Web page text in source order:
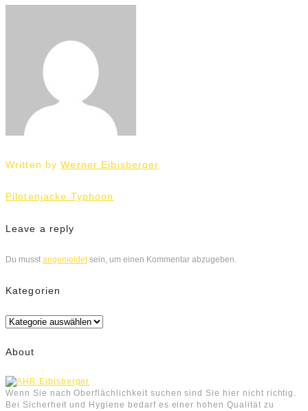
Written byWerner Eibisberger
Beitrags-
Navigation
Pilotenjacke Typhoon
Leave a reply
Du musst angemeldetsein, um einen Kommentar abzugeben.
Kategorien
Kategorien
About
Wenn Sie nach Oberflächlichkeit suchen sind Sie hier nicht richtig.
Bei Sicherheit und Hygiene bedarf es einer hohen Qualität zu